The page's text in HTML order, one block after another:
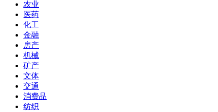
农业
医药
化工
金融
房产
机械
矿产
文体
交通
消费品
纺织